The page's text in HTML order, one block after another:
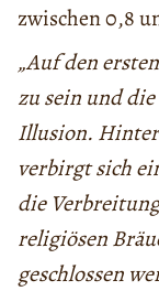
zwischen 0,8
„Auf den
zu sein und
Illusion.
verbirgt sich
die
religiösen
geschlossen